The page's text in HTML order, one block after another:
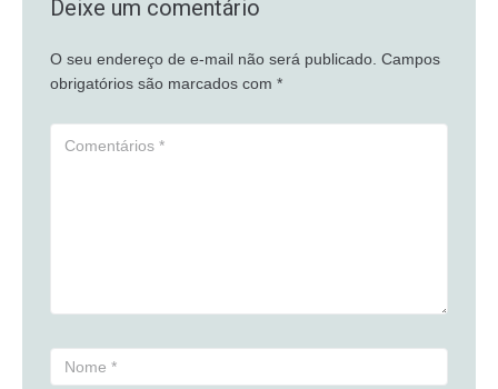
Deixe um comentário
O seu endereço de e-mail não será publicado. Campos
obrigatórios são marcados com *